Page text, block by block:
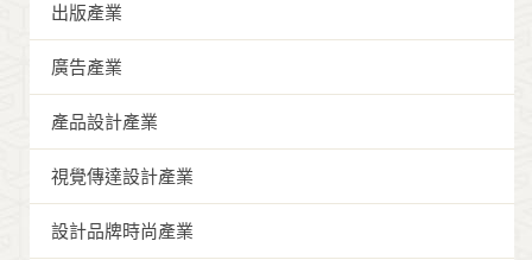
出版產業
廣告產業
產品設計產業
視覺傳達設計產業
設計品牌時尚產業